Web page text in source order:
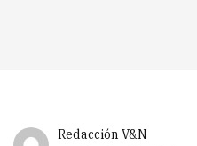
Redacción V&N